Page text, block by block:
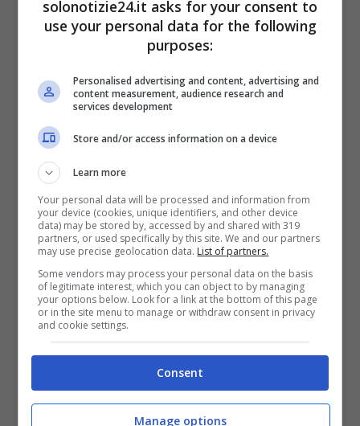
Leggi anche —->
con la flebo, fan preoccupati: come sta
l’attore
A cosa si riferisce Caterina
Balivo?
non continuare la discussione.
riferimento è stato colto dagli amanti del
solonotizie24.it asks for your consent to
use your personal data for the following
purposes:
Personalised advertising and content, advertising and
content measurement, audience research and
services development
Store and/or access information on a device
Learn more
Your personal data will be processed and information from
your device (cookies, unique identifiers, and other device
data) may be stored by, accessed by and shared with 319
partners, or used specifically by this site. We and our partners
may use precise geolocation data. List of partners.
Some vendors may process your personal data on the basis
of legitimate interest, which you can object to by managing
your options below. Look for a link at the bottom of this page
or in the site menu to manage or withdraw consent in privacy
and cookie settings.
Consent
Manage options